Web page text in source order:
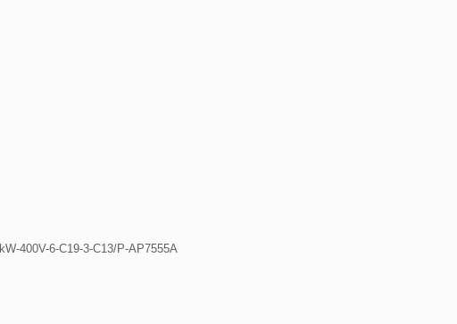
400V-6-C19-3-C13/P-AP7555A